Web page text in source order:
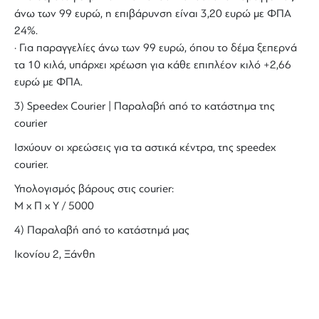
άνω των 99 ευρώ, η επιβάρυνση είναι 3,20 ευρώ με ΦΠΑ
24%.
· Για παραγγελίες άνω των 99 ευρώ, όπου το δέμα ξεπερνά
τα 10 κιλά, υπάρχει χρέωση για κάθε επιπλέον κιλό +2,66
ευρώ με ΦΠΑ.
3) Speedex Courier | Παραλαβή από το κατάστημα της
courier
Ισχύουν οι χρεώσεις για τα αστικά κέντρα, της speedex
courier.
Υπολογισμός βάρους στις courier:
Μ x Π x Y / 5000
4) Παραλαβή από το κατάστημά μας
Ικονίου 2, Ξάνθη